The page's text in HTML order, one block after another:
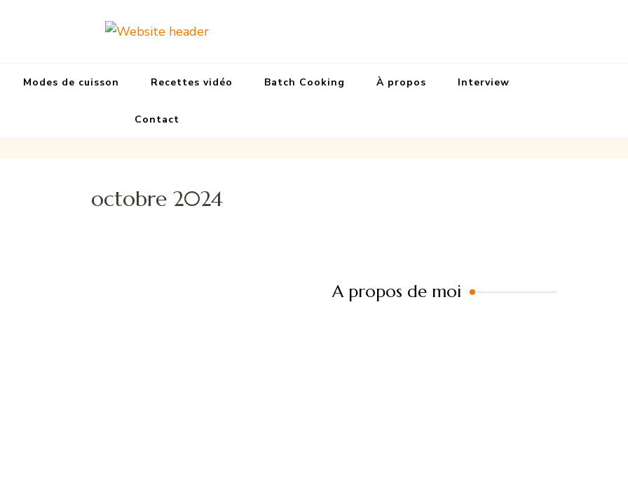
Modes de cuisson Recettes vidéo Batch Cooking À propos Interview
Contact
octobre 2024
A propos de moi